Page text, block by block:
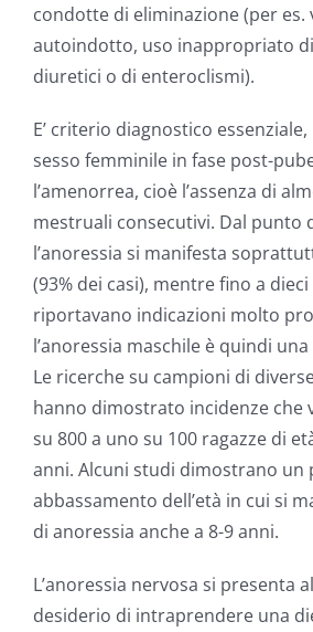
condotte di eliminazione (per es.
autoindotto, uso inappropriato
diuretici o di enteroclismi).
E’ criterio diagnostico
sesso femminile in fase post-
l’amenorrea, cioè l’assenza di
mestruali consecutivi. Dal punto
l’anoressia si manifesta
(93% dei casi), mentre fino a
riportavano indicazioni molto
l’anoressia maschile è quindi
Le ricerche su campioni di
hanno dimostrato incidenze che
su 800 a uno su 100 ragazze di
anni. Alcuni studi dimostrano un
abbassamento dell’età in cui si
di anoressia anche a 8-9 anni.
L’anoressia nervosa si presenta
desiderio di intraprendere una